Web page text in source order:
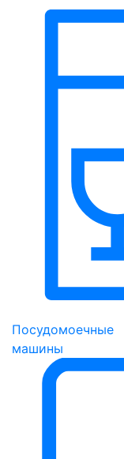
Посудомоечные
машины